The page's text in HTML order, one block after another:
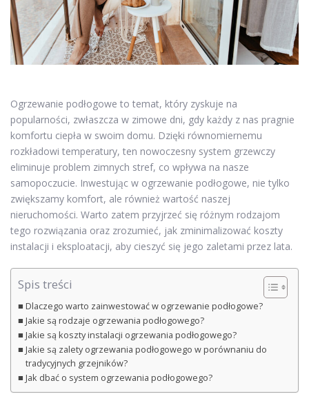
Ogrzewanie podłogowe to temat, który zyskuje na
popularności, zwłaszcza w zimowe dni, gdy każdy z nas pragnie
komfortu ciepła w swoim domu. Dzięki równomiernemu
rozkładowi temperatury, ten nowoczesny system grzewczy
eliminuje problem zimnych stref, co wpływa na nasze
samopoczucie. Inwestując w ogrzewanie podłogowe, nie tylko
zwiększamy komfort, ale również wartość naszej
nieruchomości. Warto zatem przyjrzeć się różnym rodzajom
tego rozwiązania oraz zrozumieć, jak zminimalizować koszty
instalacji i eksploatacji, aby cieszyć się jego zaletami przez lata.
Spis treści
Dlaczego warto zainwestować w ogrzewanie podłogowe?
Jakie są rodzaje ogrzewania podłogowego?
Jakie są koszty instalacji ogrzewania podłogowego?
Jakie są zalety ogrzewania podłogowego w porównaniu do
tradycyjnych grzejników?
Jak dbać o system ogrzewania podłogowego?